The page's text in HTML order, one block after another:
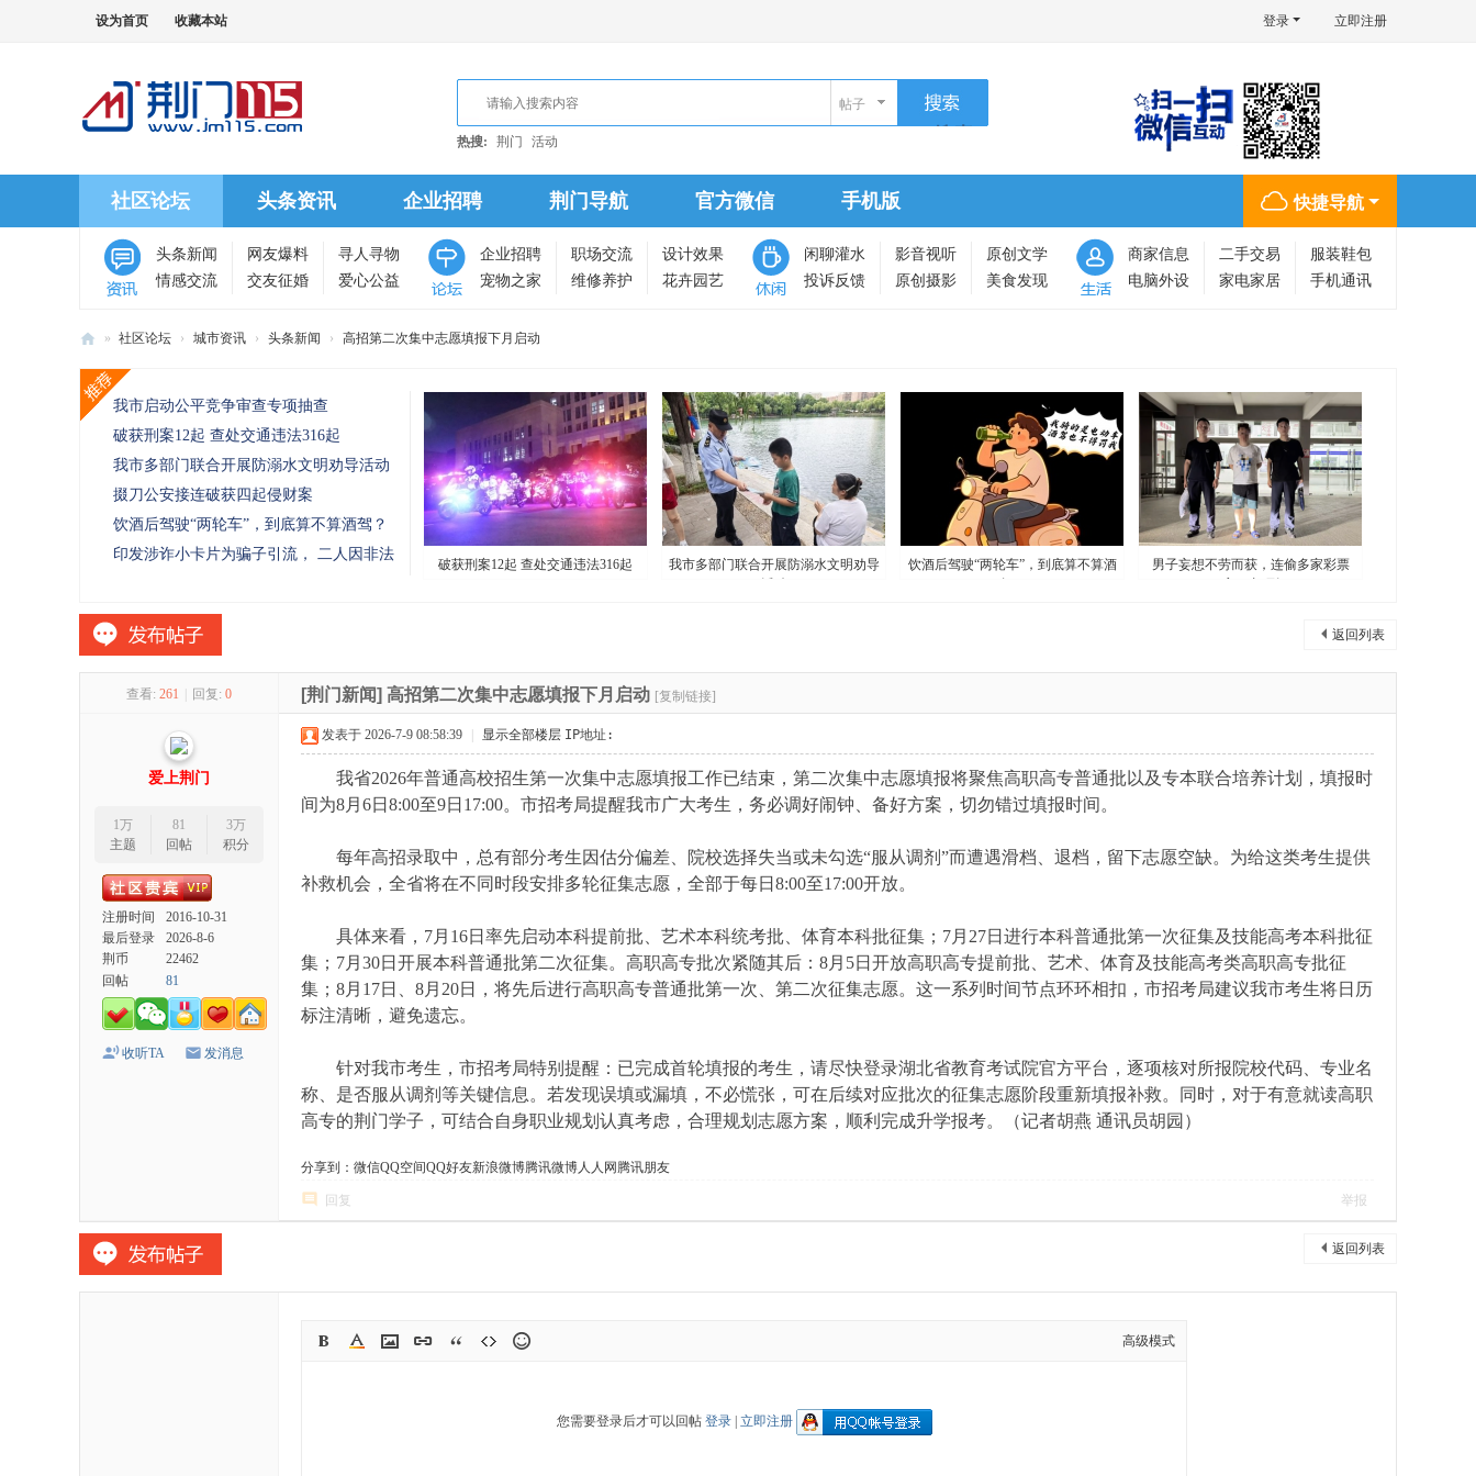
设为首页 收藏本站 登录 立即注册
帖子
热搜: 荆门 活动
社区论坛 头条资讯 企业招聘 荆门导航 官方微信 手机版 快捷导航
头条新闻 网友爆料
寻人寻物
情感交流
交友征婚 爱心公益
企业招聘 职场交流
设计效果
宠物之家
维修养护 花卉园艺
闲聊灌水 影音视听
原创文学
投诉反馈
原创摄影 美食发现
商家信息 二手交易
服装鞋包
电脑外设
家电家居 手机通讯
荆
门
» 社区论坛 › 城市资讯 › 头条新闻 › 高招第二次集中志愿填报下月启动
我市启动公平竞争审查专项抽查
破获刑案12起 查处交通违法316起
我市多部门联合开展防溺水文明劝导活动
掇刀公安接连破获四起侵财案
饮酒后驾驶“两轮车”，到底算不算酒驾？
印发涉诈小卡片为骗子引流， 二人因非法
破获刑案12起 查处交通违法316起
我市多部门联合开展防溺水文明劝导
饮酒后驾驶“两轮车”，到底算不算酒
男子妄想不劳而获，连偷多家彩票
返回列表
查看: 261 回复: 0 [荆门新闻] 高招第二次集中志愿填报下月启动 [复制链接]
爱上荆门
1万
主题
81
回帖
3万
积分
注册时间
2016-10-31
最后登录
2026-8-6
荆币
22462
回帖
81
收听TA 发消息
发表于 2026-7-9 08:58:39 显示全部楼层 IP地址:
我省2026年普通高校招生第一次集中志愿填报工作已结束，第二次集中志愿填报将聚焦高职高专普通批以及专本联合培养计划，填报时
间为8月6日8:00至9日17:00。市招考局提醒我市广大考生，务必调好闹钟、备好方案，切勿错过填报时间。
每年高招录取中，总有部分考生因估分偏差、院校选择失当或未勾选“服从调剂”而遭遇滑档、退档，留下志愿空缺。为给这类考生提供
补救机会，全省将在不同时段安排多轮征集志愿，全部于每日8:00至17:00开放。
具体来看，7月16日率先启动本科提前批、艺术本科统考批、体育本科批征集；7月27日进行本科普通批第一次征集及技能高考本科批征
集；7月30日开展本科普通批第二次征集。高职高专批次紧随其后：8月5日开放高职高专提前批、艺术、体育及技能高考类高职高专批征
集；8月17日、8月20日，将先后进行高职高专普通批第一次、第二次征集志愿。这一系列时间节点环环相扣，市招考局建议我市考生将日历
标注清晰，避免遗忘。
针对我市考生，市招考局特别提醒：已完成首轮填报的考生，请尽快登录湖北省教育考试院官方平台，逐项核对所报院校代码、专业名
称、是否服从调剂等关键信息。若发现误填或漏填，不必慌张，可在后续对应批次的征集志愿阶段重新填报补救。同时，对于有意就读高职
高专的荆门学子，可结合自身职业规划认真考虑，合理规划志愿方案，顺利完成升学报考。（记者胡燕 通讯员胡园）
分享到： 微信QQ空间QQ好友新浪微博腾讯微博人人网 腾讯朋友
回复 举报
返回列表
高级模式
您需要登录后才可以回帖 登录| 立即注册